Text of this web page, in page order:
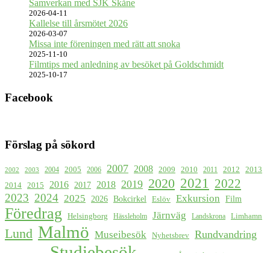
Samverkan med SJK Skåne
2026-04-11
Kallelse till årsmötet 2026
2026-03-07
Missa inte föreningen med rätt att snoka
2025-11-10
Filmtips med anledning av besöket på Goldschmidt
2025-10-17
Facebook
Förslag på sökord
2002 2003 2004 2005 2006 2007 2008 2009 2010 2011 2012
2013
2014
2015 2016 2017 2018 2019 2020 2021 2022
2023 2024 2025 2026 Bokcirkel Eslöv Exkursion Film
Föredrag Helsingborg Hässleholm Järnväg Landskrona Limhamn
Lund Malmö Museibesök Nyhetsbrev Rundvandring